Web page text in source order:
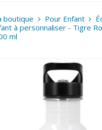
boutique Pour Enfant
à personnaliser - Tigre
ml